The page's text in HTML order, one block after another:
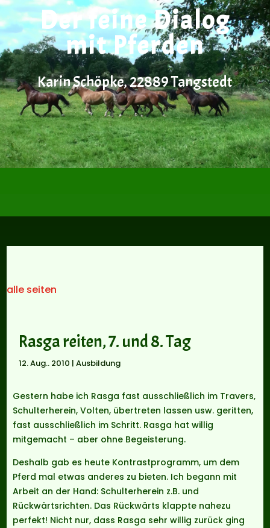
Der feine Dialog
mit Pferden
Karin Schöpke, 22889 Tangstedt
alle seiten
Rasga reiten, 7. und 8. Tag
12. Aug.. 2010 |Ausbildung
Gestern habe ich Rasga fast ausschließlich im Travers,
Schulterherein, Volten, übertreten lassen usw. geritten,
fast ausschließlich im Schritt. Rasga hat willig
mitgemacht – aber ohne Begeisterung.
Deshalb gab es heute Kontrastprogramm, um dem
Pferd mal etwas anderes zu bieten. Ich begann mit
Arbeit an der Hand: Schulterherein z.B. und
Rückwärtsrichten. Das Rückwärts klappte nahezu
perfekt! Nicht nur, dass Rasga sehr willig zurück ging